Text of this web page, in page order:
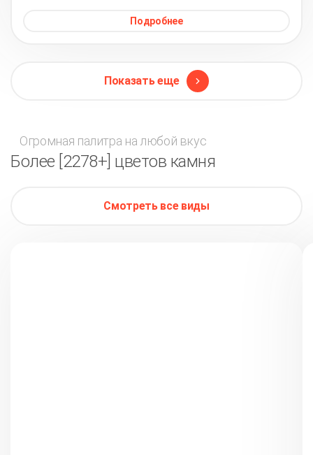
Подробнее
Показать еще
Огромная палитра на любой вкус
Более [2278+] цветов камня
Смотреть все виды